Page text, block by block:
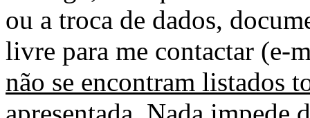
ou a troca de dados,
livre para me contactar (e-
não se encontram listados